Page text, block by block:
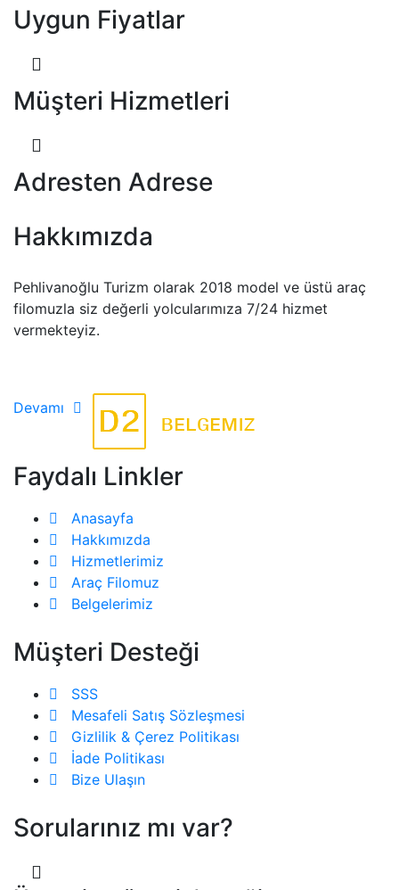
Uygun Fiyatlar
Müşteri Hizmetleri
Adresten Adrese
Hakkımızda
Pehlivanoğlu Turizm olarak 2018 model ve üstü araç
filomuzla siz değerli yolcularımıza 7/24 hizmet
vermekteyiz.
Devamı
Faydalı Linkler
Anasayfa
Hakkımızda
Hizmetlerimiz
Araç Filomuz
Belgelerimiz
Müşteri Desteği
SSS
Mesafeli Satış Sözleşmesi
Gizlilik & Çerez Politikası
İade Politikası
Bize Ulaşın
Sorularınız mı var?